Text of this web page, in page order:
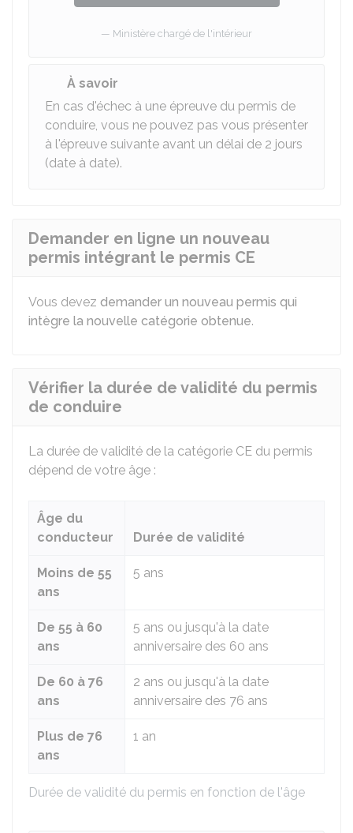
Ministère chargé de l'intérieur
À savoir
En cas d'échec à une épreuve du permis de
conduire, vous ne pouvez pas vous présenter
à l'épreuve suivante avant un délai de 2 jours
(date à date).
Demander en ligne un nouveau
permis intégrant le permis CE
Vous devez demander un nouveau permis qui
intègre la nouvelle catégorie obtenue.
Vérifier la durée de validité du permis
de conduire
La durée de validité de la catégorie CE du permis
dépend de votre âge :
Durée de validité du permis en fonction de l'âge
Âge du
conducteur
Durée de validité
Moins de 55
ans
5 ans
De 55 à 60
ans
5 ans ou jusqu'à la date
anniversaire des 60 ans
De 60 à 76
ans
2 ans ou jusqu'à la date
anniversaire des 76 ans
Plus de 76
ans
1 an